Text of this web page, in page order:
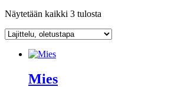
Näytetään kaikki 3 tulosta
Mies